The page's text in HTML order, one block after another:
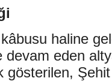
haline
eden
gösterilen,